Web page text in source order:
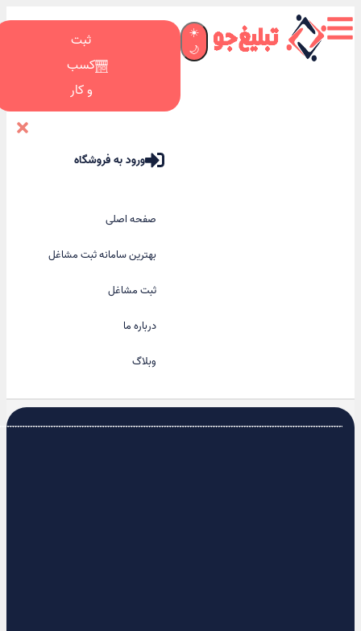
☀️
🌙
ثبت
کسب
و کار
ورود به فروشگاه
صفحه اصلی
بهترین سامانه ثبت مشاغل
ثبت مشاغل
درباره ما
وبلاگ